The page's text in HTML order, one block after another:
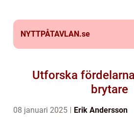
NYTTPÅTAVLAN.se
Utforska
brytare
08 januari 2025 Erik Andersson